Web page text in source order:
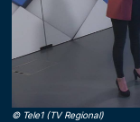
© Tele1 (TV Regional)